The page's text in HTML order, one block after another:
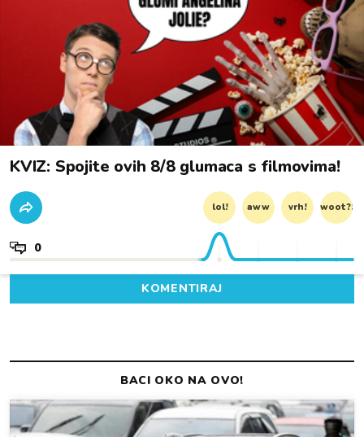
KVIZ: Spojite ovih 8/8 glumaca s filmovima!
lol! aww vrh! woot?!
0
KOMENTIRAJ